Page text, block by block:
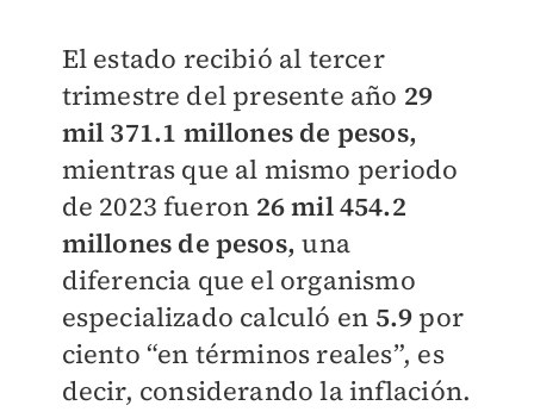
El estado recibió al tercer
trimestre del presente año 29
mil 371.1 millones de pesos,
mientras que al mismo periodo
de 2023 fueron 26 mil 454.2
millones de pesos, una
diferencia que el organismo
especializado calculó en 5.9 por
ciento “en términos reales”, es
decir, considerando la inflación.